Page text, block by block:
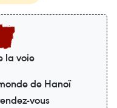
la voie
de Hanoï
vous